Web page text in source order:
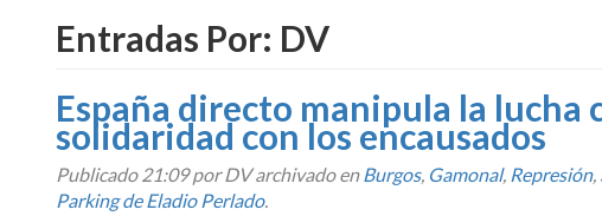
Entradas Por: DV
España directo manipula la lucha
solidaridad con los encausados
Publicado21:09por DV archivado enBurgos, Gamonal, Represión,
Parking de Eladio Perlado.